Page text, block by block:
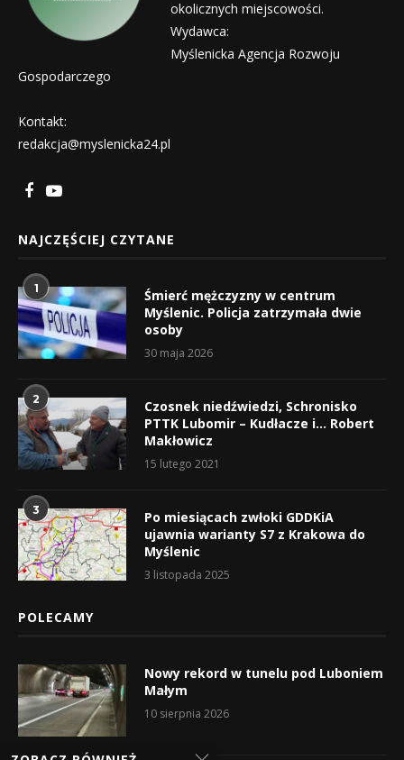
okolicznych miejscowości.
Wydawca:
Myślenicka Agencja Rozwoju
Gospodarczego
Kontakt:
redakcja@myslenicka24.pl
NAJCZĘŚCIEJ CZYTANE
1
Śmierć mężczyzny w centrum
Myślenic. Policja zatrzymała dwie
osoby
30 maja 2026
2
Czosnek niedźwiedzi, Schronisko
PTTK Lubomir – Kudłacze i… Robert
Makłowicz
15 lutego 2021
3
Po miesiącach zwłoki GDDKiA
ujawnia warianty S7 z Krakowa do
Myślenic
3 listopada 2025
POLECAMY
Nowy rekord w tunelu pod Luboniem
Małym
10 sierpnia 2026